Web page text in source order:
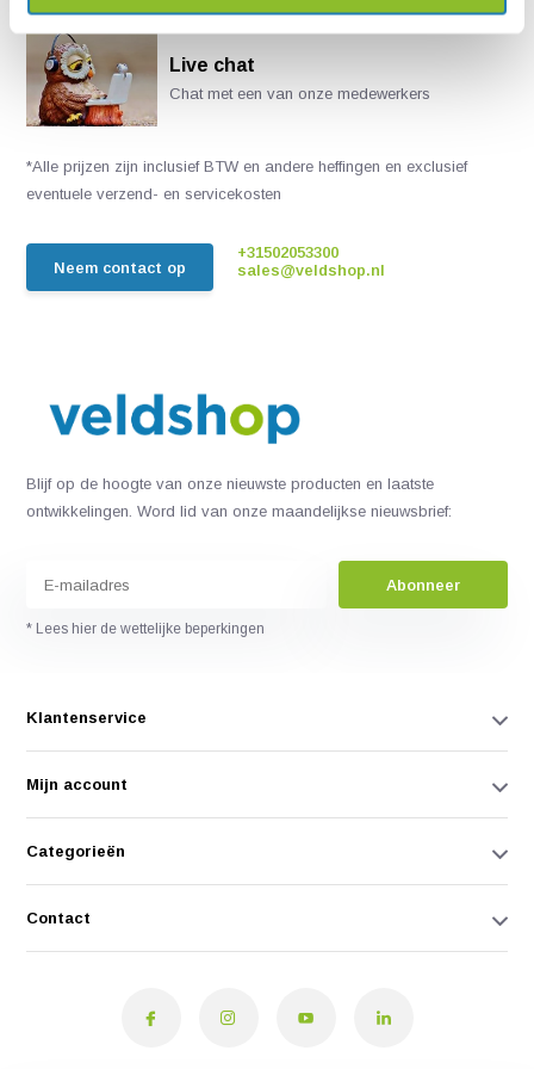
Live chat
Chat met een van onze medewerkers
*Alle prijzen zijn inclusief BTW en andere heffingen en exclusief
eventuele verzend- en servicekosten
Neem contact op
+31502053300
sales@veldshop.nl
Blijf op de hoogte van onze nieuwste producten en laatste
ontwikkelingen. Word lid van onze maandelijkse nieuwsbrief:
Abonneer
* Lees hier de wettelijke beperkingen
Klantenservice
Mijn account
Categorieën
Contact